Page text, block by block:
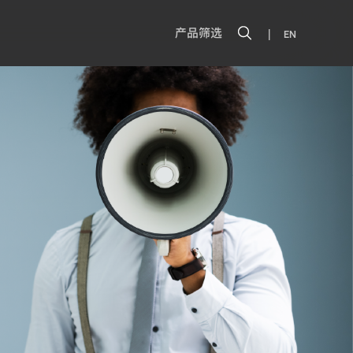
产品筛选 | EN